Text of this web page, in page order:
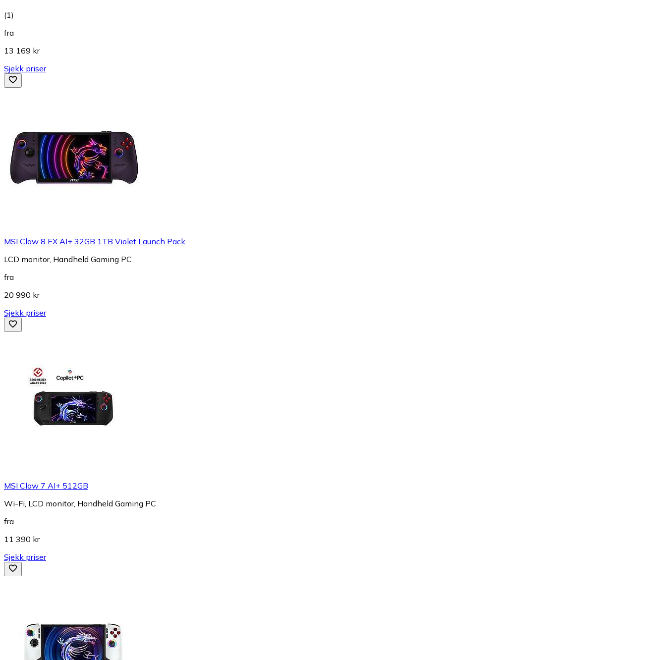
(1)
fra
13 169 kr
Sjekk priser
MSI Claw 8 EX AI+ 32GB 1TB Violet Launch Pack
LCD monitor, Handheld Gaming PC
fra
20 990 kr
Sjekk priser
MSI Claw 7 AI+ 512GB
Wi-Fi, LCD monitor, Handheld Gaming PC
fra
11 390 kr
Sjekk priser